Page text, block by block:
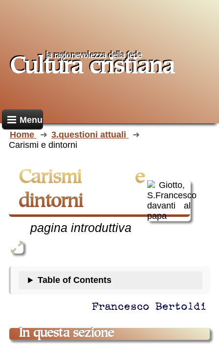
Cultura cristiana
la ragionevolezza della fede
Menu
Home
3.questioni attuali
Carismi e dintorni
Carismi e
dintorni
pagina introduttiva
Table of Contents
Francesco Bertoldi
In questa sezione